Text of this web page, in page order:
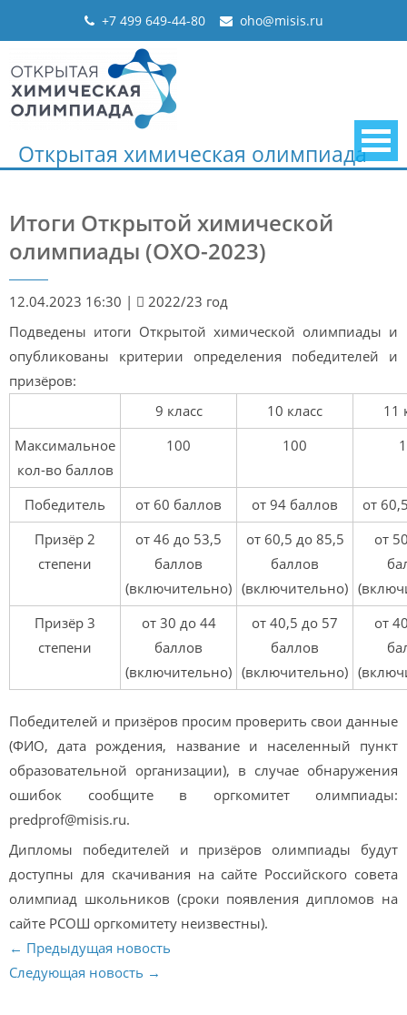
+7 499 649-44-80 oho@misis.ru
Открытая химическая олимпиада
Итоги Открытой химической
олимпиады (ОХО-2023)
12.04.2023 16:30 |
2022/23 год
Подведены итоги Открытой химической олимпиады и
опубликованы критерии определения победителей и
призёров:
9 класс
10 класс
11
Максимальное
кол-во баллов
100 100
Победитель от 60 баллов от 94 баллов
от
Призёр 2
степени
от 46 до 53,5
баллов
(включительно)
от 60,5 до 85,5
баллов
(включительно)
от
Призёр 3
степени
от 30 до 44
баллов
(включительно)
от 40,5 до 57
баллов
(включительно)
от
Победителей и призёров просим проверить свои данные
(ФИО, дата рождения, название и населенный пункт
образовательной организации), в случае обнаружения
ошибок сообщите в оргкомитет олимпиады:
predprof@misis.ru.
Дипломы победителей и призёров олимпиады будут
доступны для скачивания на сайте Российского совета
олимпиад школьников (сроки появления дипломов на
сайте РСОШ оргкомитету неизвестны).
← Предыдущая новость
Следующая новость →